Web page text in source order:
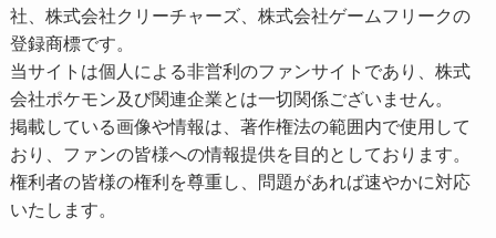
社、株式会社クリーチャーズ、株式会社ゲームフリークの
登録商標です。
当サイトは個人による非営利のファンサイトであり、株式
会社ポケモン及び関連企業とは一切関係ございません。
掲載している画像や情報は、著作権法の範囲内で使用して
おり、ファンの皆様への情報提供を目的としております。
権利者の皆様の権利を尊重し、問題があれば速やかに対応
いたします。